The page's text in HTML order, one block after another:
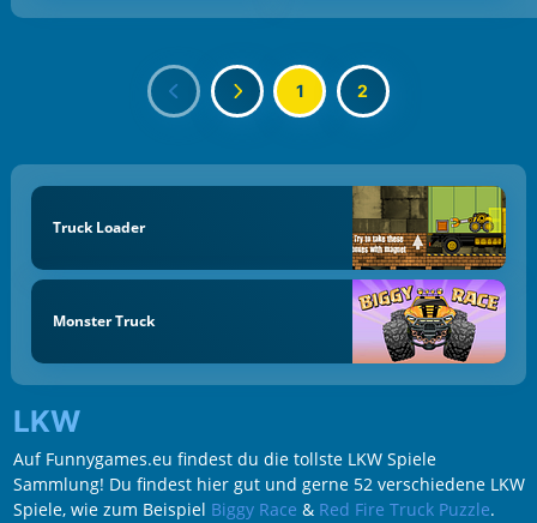
1 2
Truck Loader
Monster Truck
LKW
Auf Funnygames.eu findest du die tollste LKW Spiele
Sammlung! Du findest hier gut und gerne 52 verschiedene LKW
Spiele, wie zum Beispiel Biggy Race & Red Fire Truck Puzzle.